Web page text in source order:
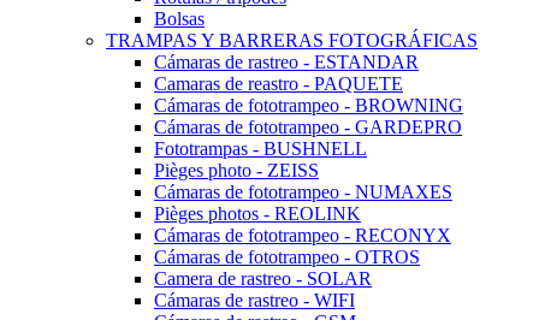
Bolsas
TRAMPAS Y BARRERAS FOTOGRÁFICAS
Cámaras de rastreo - ESTANDAR
Camaras de reastro - PAQUETE
Cámaras de fototrampeo - BROWNING
Cámaras de fototrampeo - GARDEPRO
Fototrampas - BUSHNELL
Pièges photo - ZEISS
Cámaras de fototrampeo - NUMAXES
Pièges photos - REOLINK
Cámaras de fototrampeo - RECONYX
Cámaras de fototrampeo - OTROS
Camera de rastreo - SOLAR
Cámaras de rastreo - WIFI